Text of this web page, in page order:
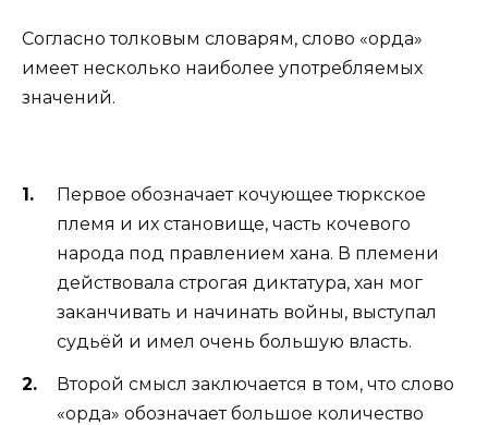
Согласно толковым словарям, слово «орда»
имеет несколько наиболее употребляемых
значений.
Первое обозначает кочующее тюркское
племя и их становище, часть кочевого
народа под правлением хана. В племени
действовала строгая диктатура, хан мог
заканчивать и начинать войны, выступал
судьёй и имел очень большую власть.
Второй смысл заключается в том, что слово
«орда» обозначает большое количество